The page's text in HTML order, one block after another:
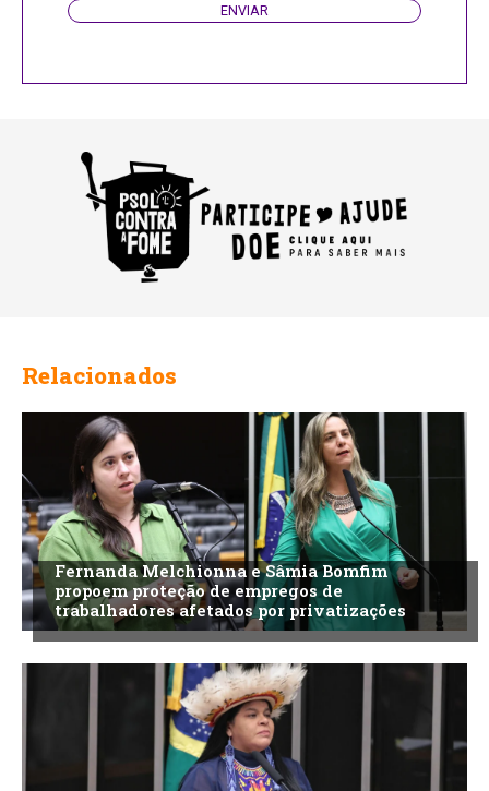
ENVIAR
Relacionados
Fernanda Melchionna e Sâmia Bomfim
propoem proteção de empregos de
trabalhadores afetados por privatizações